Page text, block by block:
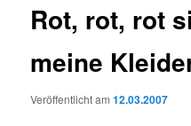
Rot, rot, rot
meine
Veröffentlicht am12.03.2007